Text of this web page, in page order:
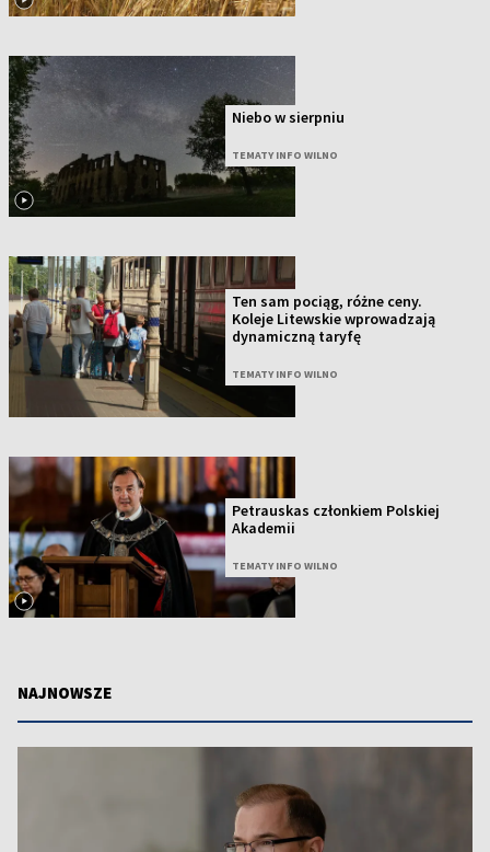
Niebo w sierpniu
TEMATY INFO WILNO
Ten sam pociąg, różne ceny.
Koleje Litewskie wprowadzają
dynamiczną taryfę
TEMATY INFO WILNO
Petrauskas członkiem Polskiej
Akademii
TEMATY INFO WILNO
NAJNOWSZE